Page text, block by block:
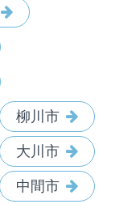
柳川市
大川市
中間市